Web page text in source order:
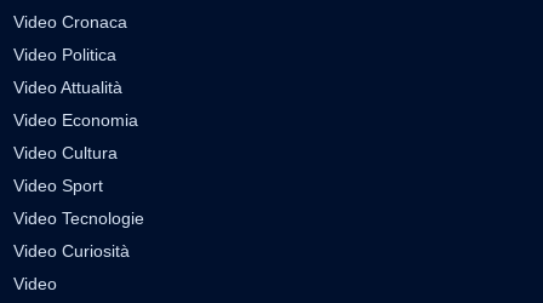
Video Cronaca
Video Politica
Video Attualità
Video Economia
Video Cultura
Video Sport
Video Tecnologie
Video Curiosità
Video